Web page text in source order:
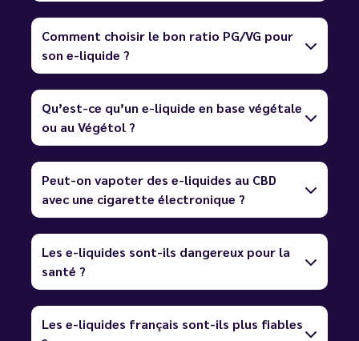
Comment choisir le bon ratio PG/VG pour
son e-liquide ?
Qu’est-ce qu’un e-liquide en base végétale
ou au Végétol ?
Peut-on vapoter des e-liquides au CBD
avec une cigarette électronique ?
Les e-liquides sont-ils dangereux pour la
santé ?
Les e-liquides français sont-ils plus fiables